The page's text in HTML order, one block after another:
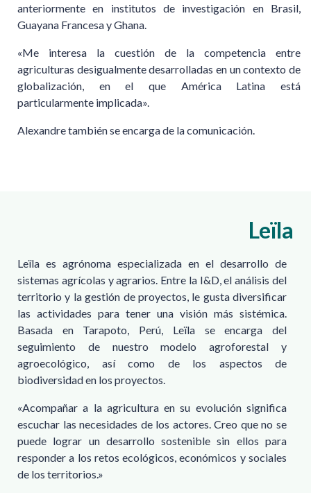
anteriormente en institutos de investigación en Brasil,
Guayana Francesa y Ghana.
«Me interesa la cuestión de la competencia entre
agriculturas desigualmente desarrolladas en un contexto de
globalización, en el que América Latina está
particularmente implicada».
Alexandre también se encarga de la comunicación.
Leïla
Leïla es agrónoma especializada en el desarrollo de
sistemas agrícolas y agrarios. Entre la I&D, el análisis del
territorio y la gestión de proyectos, le gusta diversificar
las actividades para tener una visión más sistémica.
Basada en Tarapoto, Perú, Leïla se encarga del
seguimiento de nuestro modelo agroforestal y
agroecológico, así como de los aspectos de
biodiversidad en los proyectos.
«Acompañar a la agricultura en su evolución significa
escuchar las necesidades de los actores. Creo que no se
puede lograr un desarrollo sostenible sin ellos para
responder a los retos ecológicos, económicos y sociales
de los territorios.»